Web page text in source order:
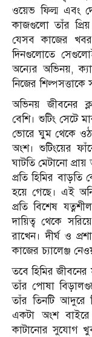
ওয়েভ ফিল্ম এবং
কাজগুলো তাঁর প্রিয়
যেসব কাজের
দিনগুলোতে
অন্যের অভিনয়,
নিজের শিল্পসত্তাকে
অভিনয় জীবনের
বেশি। শুটিং সেটে
ভোরে ঘুম থেকে
অংশ। শুটিংয়ের
ঘাটতি মেটানো
প্রতি হিমির
হয়ে গেছে। এই
প্রতি বিশেষ
দায়িত্ব থেকে
রাখেন। দীর্ঘ ও
কাজের চ্যালেঞ্জ
তবে হিমির
তাঁর পোষা
তাঁর তিনটি আদুরে
একটা অংশ
কাটানোর সুযোগ